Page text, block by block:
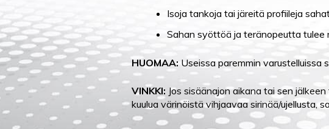
Isoja tankoja tai järeitä profiileja
Sahan syöttöä ja teränopeutta tulee
HUOMAA: Useissa paremmin varustelluissa
VINKKI: Jos sisäänajon aikana tai sen
kuulua värinöistä vihjaavaa sirinää/ujellusta,